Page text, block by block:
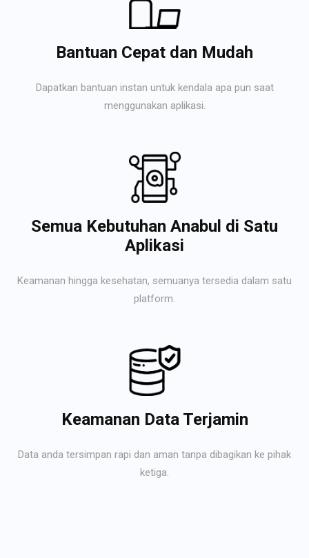
Bantuan Cepat dan Mudah
Dapatkan bantuan instan untuk kendala apa pun saat
menggunakan aplikasi.
Semua Kebutuhan Anabul di Satu
Aplikasi
Keamanan hingga kesehatan, semuanya tersedia dalam satu
platform.
Keamanan Data Terjamin
Data anda tersimpan rapi dan aman tanpa dibagikan ke pihak
ketiga.